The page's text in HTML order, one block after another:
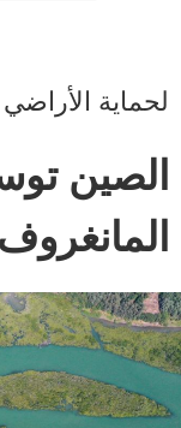
لحماية
الصين
المانغروف